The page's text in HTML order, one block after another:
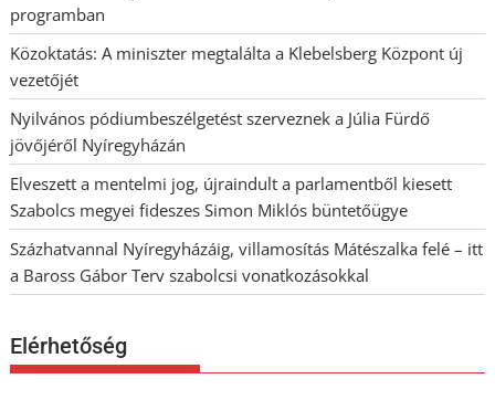
programban
Közoktatás: A miniszter megtalálta a Klebelsberg Központ új
vezetőjét
Nyilvános pódiumbeszélgetést szerveznek a Júlia Fürdő
jövőjéről Nyíregyházán
Elveszett a mentelmi jog, újraindult a parlamentből kiesett
Szabolcs megyei fideszes Simon Miklós büntetőügye
Százhatvannal Nyíregyházáig, villamosítás Mátészalka felé – itt
a Baross Gábor Terv szabolcsi vonatkozásokkal
Elérhetőség